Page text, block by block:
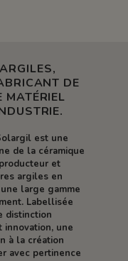
DE
MATÉRIEL
est une
de la céramique
et
argiles en
large gamme
Labellisée
distinction
une
à la création
avec pertinence